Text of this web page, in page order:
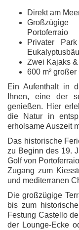
Direkt am
Großzügige
Portoferraio
Privater
Zwei Kajaks
600 m² großer
Ein Aufenthalt in
Ihnen, eine der
genießen. Hier
die Natur in
erholsame Auszeit
Das historische
zu Beginn des 19.
Golf von
Zugang zum
und mediterranen
Diegroßzügige
bis zum
Festung Castello
der Lounge-Ecke